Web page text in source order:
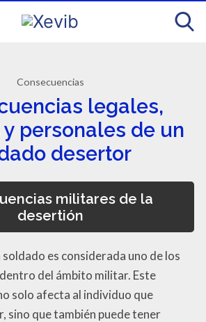
Consecuencias
legales,
personales de un
desertor
militares de la
desertión
es considerada uno de los
del ámbito militar. Este
solo afecta al individuo que
sino que también puede tener